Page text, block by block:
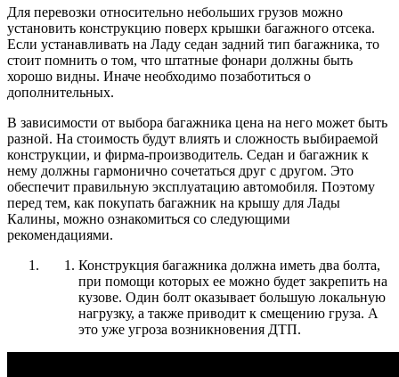
Для перевозки относительно небольших грузов можно
установить конструкцию поверх крышки багажного отсека.
Если устанавливать на Ладу седан задний тип багажника, то
стоит помнить о том, что штатные фонари должны быть
хорошо видны. Иначе необходимо позаботиться о
дополнительных.
В зависимости от выбора багажника цена на него может быть
разной. На стоимость будут влиять и сложность выбираемой
конструкции, и фирма-производитель. Седан и багажник к
нему должны гармонично сочетаться друг с другом. Это
обеспечит правильную эксплуатацию автомобиля. Поэтому
перед тем, как покупать багажник на крышу для Лады
Калины, можно ознакомиться со следующими
рекомендациями.
Конструкция багажника должна иметь два болта,
при помощи которых ее можно будет закрепить на
кузове. Один болт оказывает большую локальную
нагрузку, а также приводит к смещению груза. А
это уже угроза возникновения ДТП.